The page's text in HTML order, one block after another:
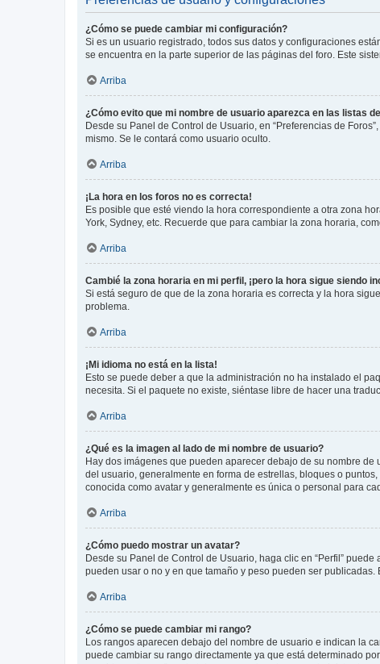
¿Cómo se puede cambiar mi configuración?
Si es un usuario registrado, todos sus datos y configuraciones
se encuentra en la parte superior de las páginas del foro. Este
Arriba
¿Cómo evito que mi nombre de usuario aparezca en las listas
Desde su Panel de Control de Usuario, en “Preferencias de
mismo. Se le contará como usuario oculto.
Arriba
¡La hora en los foros no es correcta!
Es posible que esté viendo la hora correspondiente a otra zona
York, Sydney, etc. Recuerde que para cambiar la zona horaria,
Arriba
Cambié la zona horaria en mi perfil, ¡pero la hora sigue siendo
Si está seguro de que de la zona horaria es correcta y la hora
problema.
Arriba
¡Mi idioma no está en la lista!
Esto se puede deber a que la administración no ha instalado el
necesita. Si el paquete no existe, siéntase libre de hacer una
Arriba
¿Qué es la imagen al lado de mi nombre de usuario?
Hay dos imágenes que pueden aparecer debajo de su nombre
del usuario, generalmente en forma de estrellas, bloques o
conocida como avatar y generalmente es única o personal para
Arriba
¿Cómo puedo mostrar un avatar?
Desde su Panel de Control de Usuario, haga clic en “Perfil”
pueden usar o no y en que tamaño y peso pueden ser
Arriba
¿Cómo se puede cambiar mi rango?
Los rangos aparecen debajo del nombre de usuario e indican la
puede cambiar su rango directamente ya que está determinado